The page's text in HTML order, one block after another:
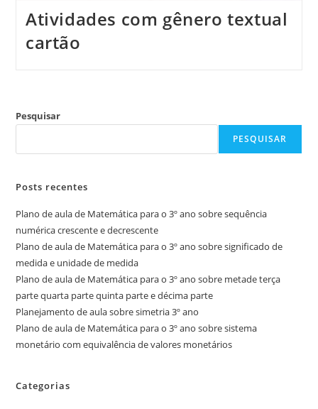
Atividades com gênero textual
cartão
Pesquisar
PESQUISAR
Posts recentes
Plano de aula de Matemática para o 3º ano sobre sequência
numérica crescente e decrescente
Plano de aula de Matemática para o 3º ano sobre significado de
medida e unidade de medida
Plano de aula de Matemática para o 3º ano sobre metade terça
parte quarta parte quinta parte e décima parte
Planejamento de aula sobre simetria 3º ano
Plano de aula de Matemática para o 3º ano sobre sistema
monetário com equivalência de valores monetários
Categorias